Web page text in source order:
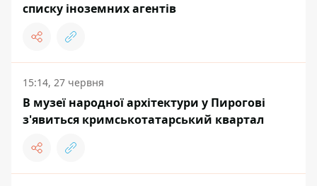
списку іноземних агентів
15:14, 27 червня
В музеї народної архітектури у Пирогові
з'явиться кримськотатарський квартал